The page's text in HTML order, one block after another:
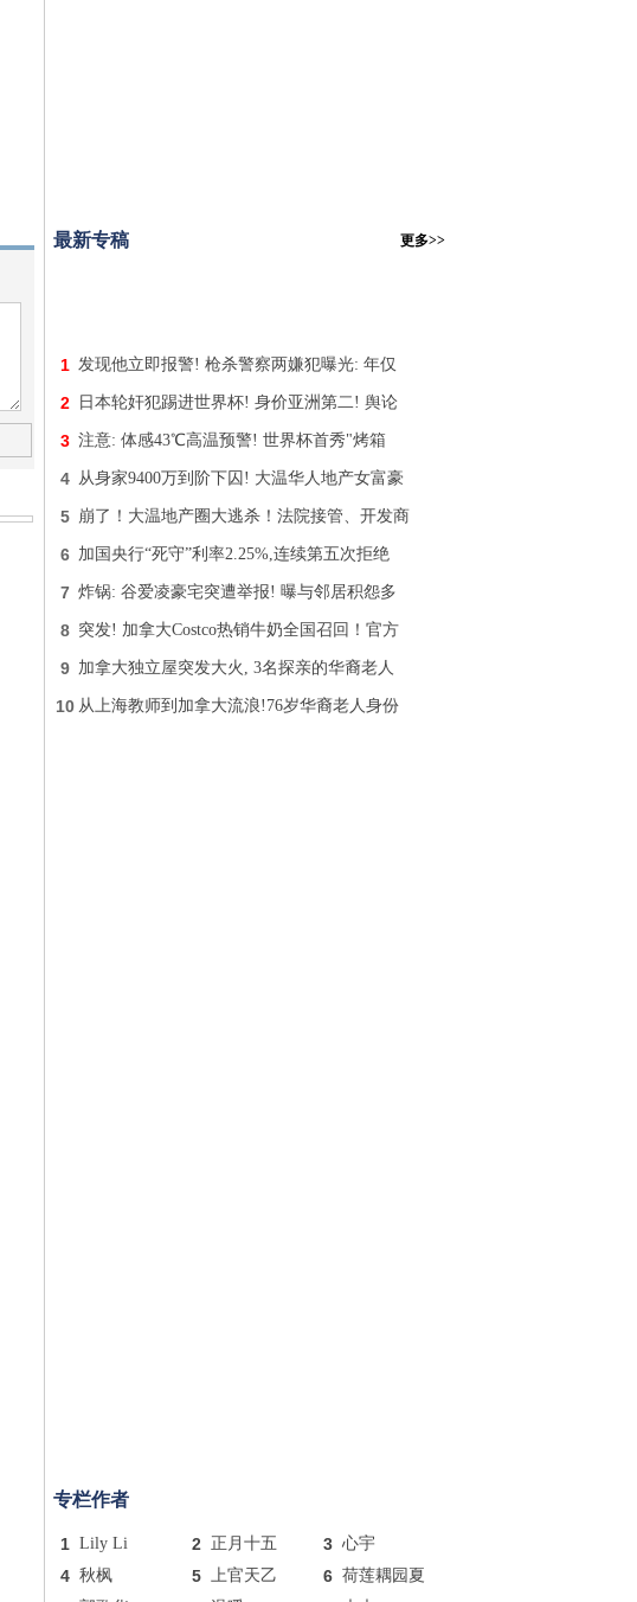
最新专稿 更多>>
1 发现他立即报警! 枪杀警察两嫌犯曝光: 年仅
2 日本轮奸犯踢进世界杯! 身价亚洲第二! 舆论
3 注意: 体感43℃高温预警! 世界杯首秀"烤箱
4 从身家9400万到阶下囚! 大温华人地产女富豪
5 崩了！大温地产圈大逃杀！法院接管、开发商
6 加国央行“死守”利率2.25%,连续第五次拒绝
7 炸锅: 谷爱凌豪宅突遭举报! 曝与邻居积怨多
8 突发! 加拿大Costco热销牛奶全国召回！官方
9 加拿大独立屋突发大火, 3名探亲的华裔老人
10 从上海教师到加拿大流浪!76岁华裔老人身份
专栏作者
1 Lily Li 2 正月十五 3 心宇
4 秋枫 5 上官天乙 6 荷莲耦园夏